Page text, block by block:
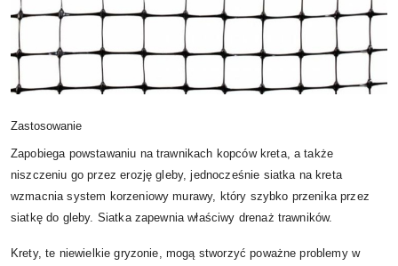
Zastosowanie
Zapobiega powstawaniu na trawnikach kopców kreta, a także
niszczeniu go przez erozję gleby, jednocześnie siatka na kreta
wzmacnia system korzeniowy murawy, który szybko przenika przez
siatkę do gleby. Siatka zapewnia właściwy drenaż trawników.
Krety, te niewielkie gryzonie, mogą stworzyć poważne problemy w